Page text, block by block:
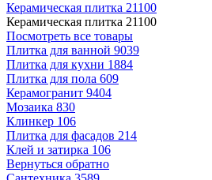
Керамическая плитка 21100
Керамическая плитка 21100
Посмотреть все товары
Плитка для ванной 9039
Плитка для кухни 1884
Плитка для пола 609
Керамогранит 9404
Мозаика 830
Клинкер 106
Плитка для фасадов 214
Клей и затирка 106
Вернуться обратно